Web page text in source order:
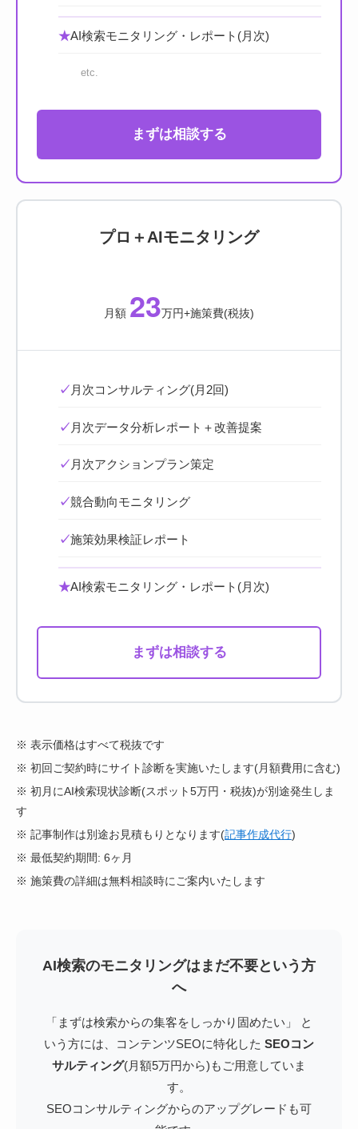
★AI検索モニタリング・レポート(月次)
etc.
まずは相談する
プロ＋AIモニタリング
月額 23万円+施策費(税抜)
✓ 月次コンサルティング(月2回)
✓ 月次データ分析レポート＋改善提案
✓月次アクションプラン策定
✓競合動向モニタリング
✓施策効果検証レポート
★AI検索モニタリング・レポート(月次)
まずは相談する
※ 表示価格はすべて税抜です
※ 初回ご契約時にサイト診断を実施いたします(月額費用に含む)
※ 初月にAI検索現状診断(スポット5万円・税抜)が別途発生しま
す
※ 記事制作は別途お見積もりとなります(記事作成代行)
※ 最低契約期間: 6ヶ月
※ 施策費の詳細は無料相談時にご案内いたします
AI検索のモニタリングはまだ不要という方
へ
「まずは検索からの集客をしっかり固めたい」
と
いう方には、コンテンツSEOに特化した SEOコン
サルティング(月額5万円から)もご用意していま
す。
SEOコンサルティングからのアップグレードも可